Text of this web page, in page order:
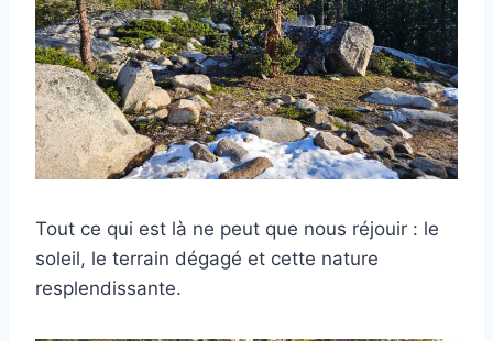
Tout ce qui est là ne peut que nous réjouir : le
soleil, le terrain dégagé et cette nature
resplendissante.